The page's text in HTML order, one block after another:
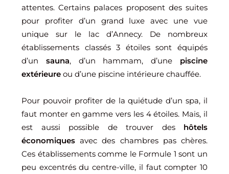
attentes. Certains palaces proposent des suites
pour profiter d’un grand luxe avec une vue
unique sur le lac d’Annecy. De nombreux
établissements classés 3 étoiles sont équipés
d’un sauna, d’un hammam, d’une piscine
extérieure ou d’une piscine intérieure chauffée.
Pour pouvoir profiter de la quiétude d’un spa, il
faut monter en gamme vers les 4 étoiles. Mais, il
est aussi possible de trouver des hôtels
économiques avec des chambres pas chères.
Ces établissements comme le Formule 1 sont un
peu excentrés du centre-ville, il faut compter 10